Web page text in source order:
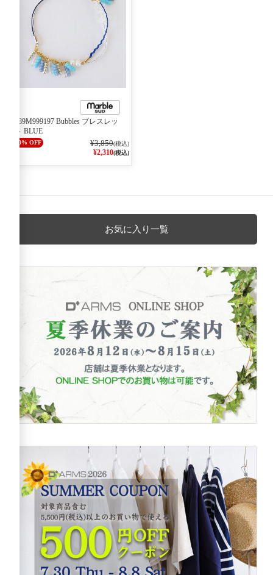
40% OFF
189M999197 Bubbles ブレスレッ
ト BLUE
¥3,850(税込)
¥2,310(税込)
お気に入り一覧